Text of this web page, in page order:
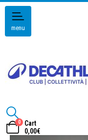
menu
0
Cart
0,00€